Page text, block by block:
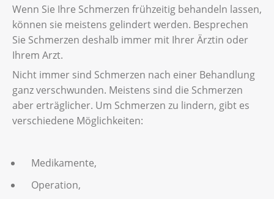
Wenn Sie Ihre Schmerzen frühzeitig behandeln lassen,
können sie meistens gelindert werden. Besprechen
Sie Schmerzen deshalb immer mit Ihrer Ärztin oder
Ihrem Arzt.
Nicht immer sind Schmerzen nach einer Behandlung
ganz verschwunden. Meistens sind die Schmerzen
aber erträglicher. Um Schmerzen zu lindern, gibt es
verschiedene Möglichkeiten:
Medikamente,
Operation,